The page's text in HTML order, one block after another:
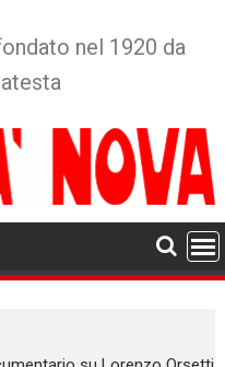
nel 1920 da